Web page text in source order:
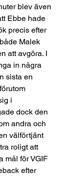
blev även
Ebbe hade
precis efter
Malek
att avgöra. I
in några
sista en
i
dock den
andra och
välförtjänt
roligt att
mål för VGIF
efter